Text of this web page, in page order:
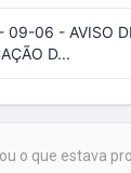
09-06 - AVISO
D...
o que estava